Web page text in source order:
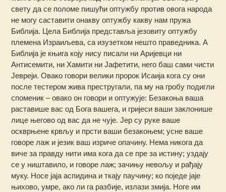
свету да се поломе пишући оптужбу против овога народа
не могу саставити онакву оптужбу какву нам пружа
Библија. Цела Библија представља језовиту оптужбу
племена Израиљева, са изузетком нешто праведника. А
Библија је књига коју нису писали ни Аријевци ни
Антисемити, ни Хамити ни Јафетити, него баш сами чисти
Јевреји. Овако говори велики пророк Исаија кога су они
после тестером жива престругали, па му на гробу подигли
споменик – овако он говори и оптужује: Безакоња ваша
раставише вас од Бога вашега, и гријеси ваши заклонише
лице његово од вас да не чује. Јер су руке ваше
оскврњене крвљу и прсти ваши безакоњем; усне ваше
говоре лаж и језик ваш изриче опачину. Нема никога да
виче за правду нити има кога да се пре за истину; уздају
се у ништавило, и говоре лаж; зачињу невољу и рађају
муку. Носе јаја аспидина и ткају паучину; ко поједе јаје
њихово, умре, ако ли га разбије, излази змија. Ноге им